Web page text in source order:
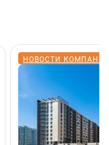
НОВОСТИ